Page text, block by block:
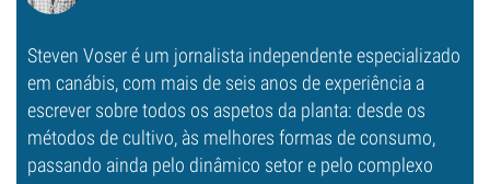
Steven Voser é um jornalista independente especializado
em canábis, com mais de seis anos de experiência a
escrever sobre todos os aspetos da planta: desde os
métodos de cultivo, às melhores formas de consumo,
passando ainda pelo dinâmico setor e pelo complexo